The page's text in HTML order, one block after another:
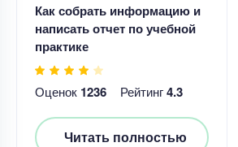
Как собрать информацию и
написать отчет по учебной
практике
Оценок 1236 Рейтинг4.3
Читать полностью